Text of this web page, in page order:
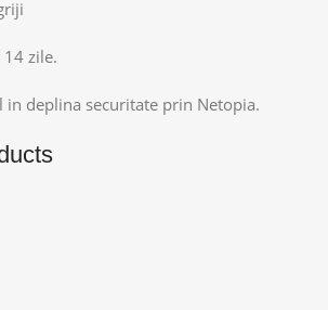
zile.
in deplina securitate prin Netopia.